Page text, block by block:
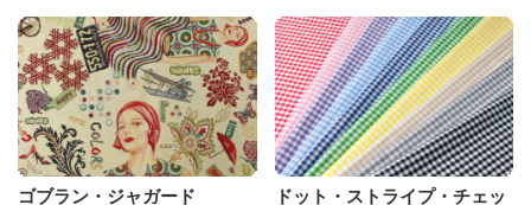
ゴブラン・ジャガード
ドット・ストライプ・チェッ